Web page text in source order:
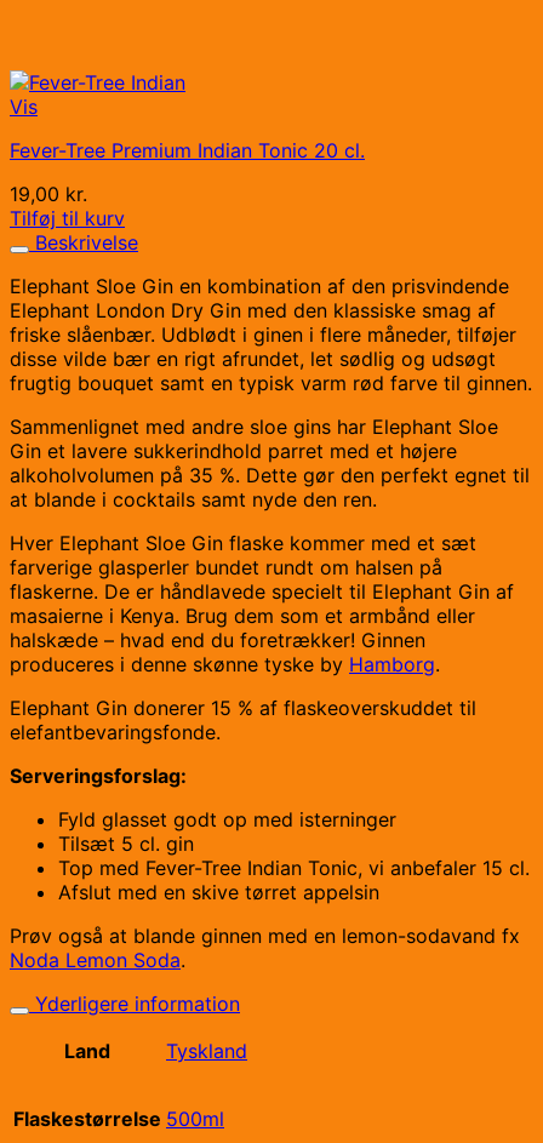
Vis
Fever-Tree Premium Indian Tonic 20 cl.
19,00 kr.
Tilføj til kurv
Beskrivelse
Elephant Sloe Gin en kombination af den prisvindende
Elephant London Dry Gin med den klassiske smag af
friske slåenbær. Udblødt i ginen i flere måneder, tilføjer
disse vilde bær en rigt afrundet, let sødlig og udsøgt
frugtig bouquet samt en typisk varm rød farve til ginnen.
Sammenlignet med andre sloe gins har Elephant Sloe
Gin et lavere sukkerindhold parret med et højere
alkoholvolumen på 35 %. Dette gør den perfekt egnet til
at blande i cocktails samt nyde den ren.
Hver Elephant Sloe Gin flaske kommer med et sæt
farverige glasperler bundet rundt om halsen på
flaskerne. De er håndlavede specielt til Elephant Gin af
masaierne i Kenya. Brug dem som et armbånd eller
halskæde – hvad end du foretrækker! Ginnen
produceres i denne skønne tyske by Hamborg.
Elephant Gin donerer 15 % af flaskeoverskuddet til
elefantbevaringsfonde.
Serveringsforslag:
Fyld glasset godt op med isterninger
Tilsæt 5 cl. gin
Top med Fever-Tree Indian Tonic, vi anbefaler 15 cl.
Afslut med en skive tørret appelsin
Prøv også at blande ginnen med en lemon-sodavand fx
Noda Lemon Soda.
Yderligere information
Land
Tyskland
Flaskestørrelse 500ml